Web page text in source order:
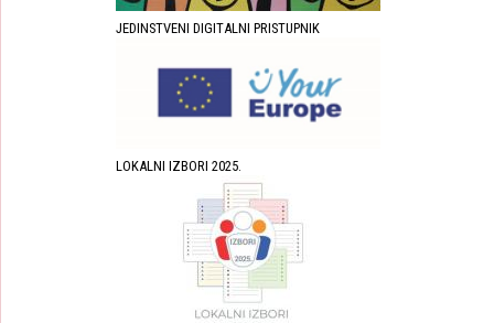
JEDINSTVENI DIGITALNI PRISTUPNIK
LOKALNI IZBORI 2025.